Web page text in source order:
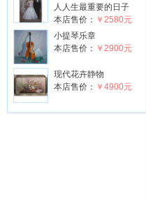
人人生最重要的日子
本店售价： ￥2580元
小提琴乐章
本店售价： ￥2900元
现代花卉静物
本店售价： ￥4900元